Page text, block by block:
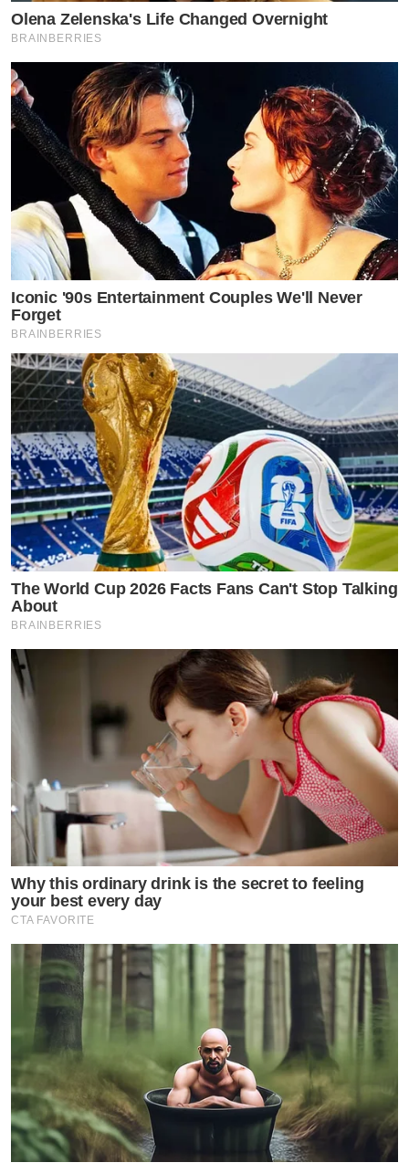
Olena Zelenska's Life Changed Overnight
BRAINBERRIES
Iconic '90s Entertainment Couples We'll Never
Forget
BRAINBERRIES
The World Cup 2026 Facts Fans Can't Stop Talking
About
BRAINBERRIES
Why this ordinary drink is the secret to feeling
your best every day
CTA FAVORITE